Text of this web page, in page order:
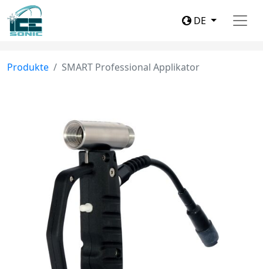
DE
Produkte SMART Professional Applikator